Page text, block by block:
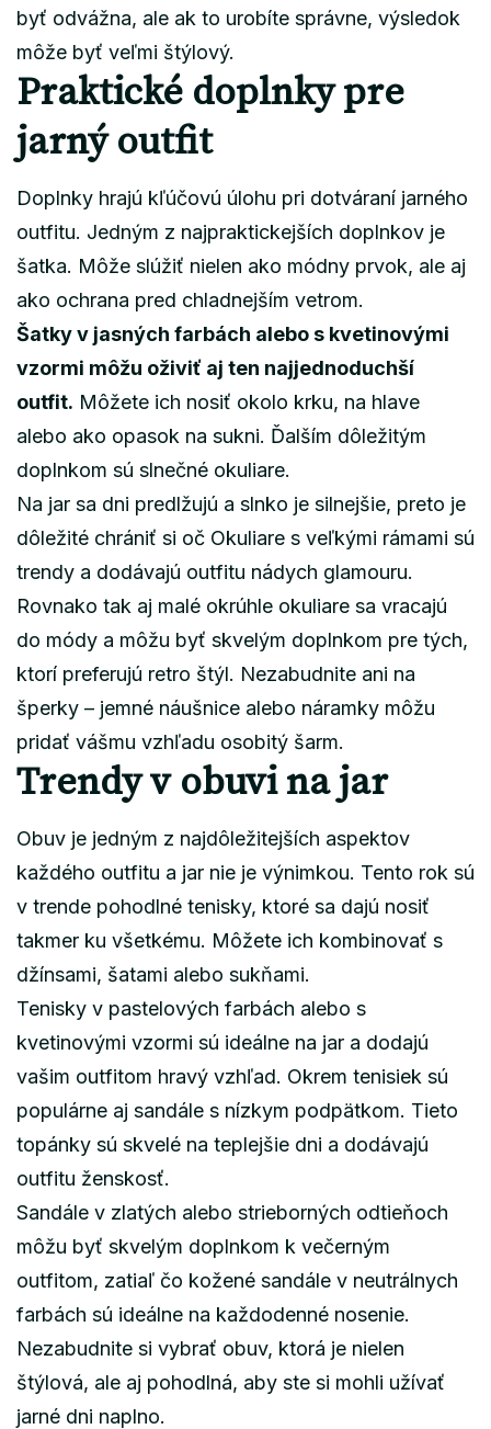
byť odvážna, ale ak to urobíte správne, výsledok
môže byť veľmi štýlový.
Praktické doplnky pre
jarný outfit
Doplnky hrajú kľúčovú úlohu pri dotváraní jarného
outfitu. Jedným z najpraktickejších doplnkov je
šatka. Môže slúžiť nielen ako módny prvok, ale aj
ako ochrana pred chladnejším vetrom.
Šatky v jasných farbách alebo s kvetinovými
vzormi môžu oživiť aj ten najjednoduchší
outfit. Môžete ich nosiť okolo krku, na hlave
alebo ako opasok na sukni. Ďalším dôležitým
doplnkom sú slnečné okuliare.
Na jar sa dni predlžujú a slnko je silnejšie, preto je
dôležité chrániť si oč Okuliare s veľkými rámami sú
trendy a dodávajú outfitu nádych glamouru.
Rovnako tak aj malé okrúhle okuliare sa vracajú
do módy a môžu byť skvelým doplnkom pre tých,
ktorí preferujú retro štýl. Nezabudnite ani na
šperky – jemné náušnice alebo náramky môžu
pridať vášmu vzhľadu osobitý šarm.
Trendy v obuvi na jar
Obuv je jedným z najdôležitejších aspektov
každého outfitu a jar nie je výnimkou. Tento rok sú
v trende pohodlné tenisky, ktoré sa dajú nosiť
takmer ku všetkému. Môžete ich kombinovať s
džínsami, šatami alebo sukňami.
Tenisky v pastelových farbách alebo s
kvetinovými vzormi sú ideálne na jar a dodajú
vašim outfitom hravý vzhľad. Okrem tenisiek sú
populárne aj sandále s nízkym podpätkom. Tieto
topánky sú skvelé na teplejšie dni a dodávajú
outfitu ženskosť.
Sandále v zlatých alebo strieborných odtieňoch
môžu byť skvelým doplnkom k večerným
outfitom, zatiaľ čo kožené sandále v neutrálnych
farbách sú ideálne na každodenné nosenie.
Nezabudnite si vybrať obuv, ktorá je nielen
štýlová, ale aj pohodlná, aby ste si mohli užívať
jarné dni naplno.